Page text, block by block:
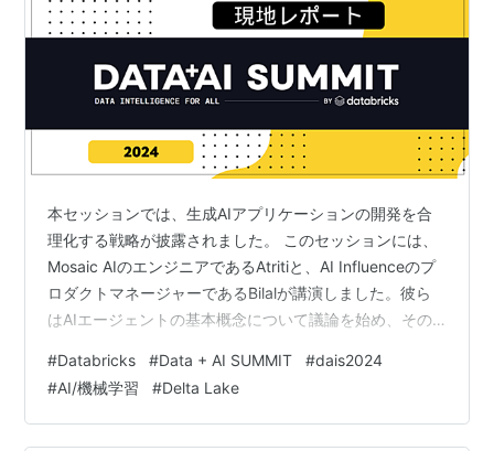
本セッションでは、生成AIアプリケーションの開発を合
理化する戦略が披露されました。 このセッションには、
Mosaic AIのエンジニアであるAtritiと、AI Influenceのプ
ロダクトマネージャーであるBilalが講演しました。彼ら
はAIエージェントの基本概念について議論を始め、その
これらのエージェントの展開中に直面する課題を明らか
にし、展開プロセスを簡素化するDatabricksからのいく
つかの新機能を紹介しました。 また、このプレゼンテー
#Databricks #Data + AI SUMMIT #dais2024
#AI/機械学習 #Delta Lake